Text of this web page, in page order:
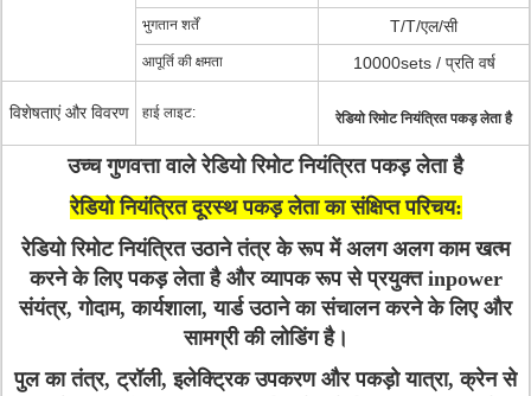
भुगतान शर्तें T/T/एल/सी
आपूर्ति की क्षमता 10000sets / प्रति वर्ष
विशेषताएं और विवरण हाई लाइट: रेडियो रिमोट नियंत्रित पकड़ लेता है
उच्च गुणवत्ता वाले रेडियो रिमोट नियंत्रित पकड़ लेता है
रेडियो नियंत्रित दूरस्थ पकड़ लेता का संक्षिप्त परिचय:
रेडियो रिमोट नियंत्रित उठाने तंत्र के रूप में अलग अलग काम खत्म
करने के लिए पकड़ लेता है और व्यापक रूप से प्रयुक्त inpower
संयंत्र, गोदाम, कार्यशाला, यार्ड उठाने का संचालन करने के लिए और
सामग्री की लोडिंग है।
पुल का तंत्र, ट्रॉली, इलेक्ट्रिक उपकरण और पकड़ो यात्रा, क्रेन से